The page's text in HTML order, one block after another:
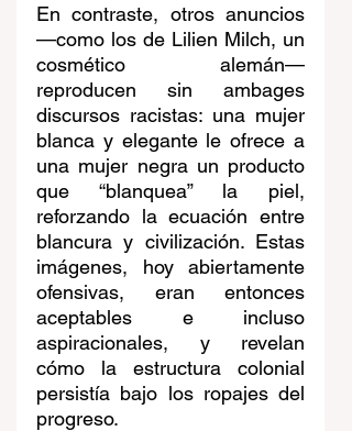
En contraste, otros anuncios
—como los de Lilien Milch, un
cosmético alemán—
reproducen sin ambages
discursos racistas: una mujer
blanca y elegante le ofrece a
una mujer negra un producto
que “blanquea” la piel,
reforzando la ecuación entre
blancura y civilización. Estas
imágenes, hoy abiertamente
ofensivas, eran entonces
aceptables e incluso
aspiracionales, y revelan
cómo la estructura colonial
persistía bajo los ropajes del
progreso.